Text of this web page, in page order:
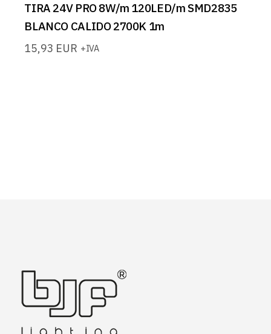
TIRA 24V PRO 8W/m 120LED/m SMD2835
BLANCO CALIDO 2700K 1m
15,93 EUR +IVA